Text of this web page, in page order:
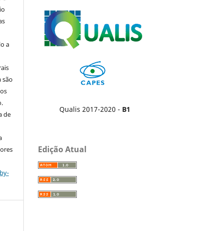
a
são
de
Qualis 2017-2020 - B1
Edição Atual